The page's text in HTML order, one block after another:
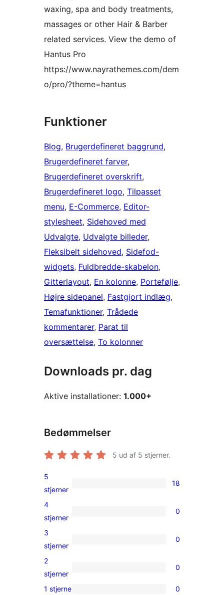
waxing, spa and body treatments,
massages or other Hair & Barber
related services. View the demo of
Hantus Pro
https://www.nayrathemes.com/dem
o/pro/?theme=hantus
Funktioner
Blog, Brugerdefineret baggrund
Brugerdefineret farver
Brugerdefineret overskrift
Brugerdefineret logo, Tilpasset
menu, E-Commerce, Editor-
stylesheet, Sidehoved med
Udvalgte, Udvalgte billeder
Fleksibelt sidehoved, Sidefod-
widgets, Fuldbredde-skabelon
Gitterlayout, En kolonne, Portefølje
Højre sidepanel, Fastgjort indlæg
Temafunktioner, Trådede
kommentarer, Parat til
oversættelse, To kolonner
Downloads pr. dag
Aktive installationer: 1.000+
Bedømmelser
5 ud af 5 stjerner.
18
5-
stjernet
5
stjerner
18
0
4-
stjernet
4
stjerner
0
0
3-
stjernet
3
stjerner
0
0
2-
2
stjerner
0
1 stjerne 0